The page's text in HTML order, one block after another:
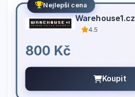
Nejlepší cena
Warehouse1.cz
4.5
800 Kč
Koupit